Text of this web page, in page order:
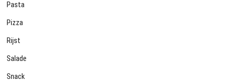
Pasta
Pizza
Rijst
Salade
Snack